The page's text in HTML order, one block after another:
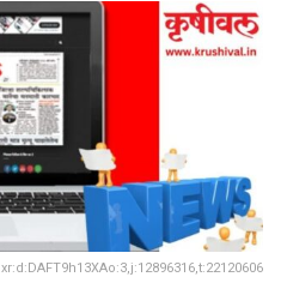
xr:d:DAFT9h13XAo:3,j:12896316,t:22120606